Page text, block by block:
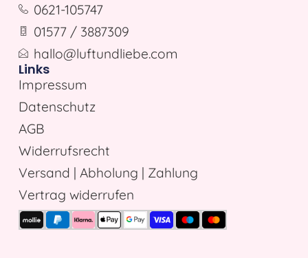
0621-105747
01577 / 3887309
hallo@luftundliebe.com
Links
Impressum
Datenschutz
AGB
Widerrufsrecht
Versand | Abholung | Zahlung
Vertrag widerrufen